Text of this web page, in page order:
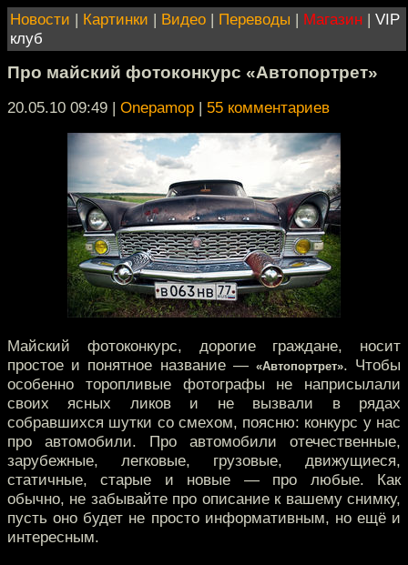
Новости | Картинки | Видео | Переводы | Магазин | VIP
клуб
Про майский фотоконкурс «Автопортрет»
20.05.10 09:49 | Onepamop | 55 комментариев
Майский фотоконкурс, дорогие граждане, носит
простое и понятное название — «Автопортрет». Чтобы
особенно торопливые фотографы не наприсылали
своих ясных ликов и не вызвали в рядах
собравшихся шутки со смехом, поясню: конкурс у нас
про автомобили. Про автомобили отечественные,
зарубежные, легковые, грузовые, движущиеся,
статичные, старые и новые — про любые. Как
обычно, не забывайте про описание к вашему снимку,
пусть оно будет не просто информативным, но ещё и
интересным.